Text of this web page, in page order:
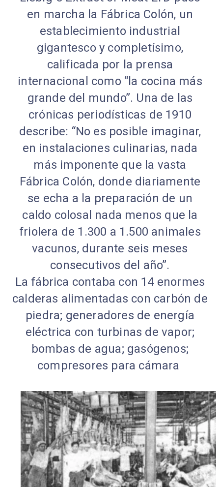
en marcha la Fábrica Colón, un
establecimiento industrial
gigantesco y completísimo,
calificada por la prensa
internacional como “la cocina más
grande del mundo”. Una de las
crónicas periodísticas de 1910
describe: “No es posible imaginar,
en instalaciones culinarias, nada
más imponente que la vasta
Fábrica Colón, donde diariamente
se echa a la preparación de un
caldo colosal nada menos que la
friolera de 1.300 a 1.500 animales
vacunos, durante seis meses
consecutivos del año”.
La fábrica contaba con 14 enormes
calderas alimentadas con carbón de
piedra; generadores de energía
eléctrica con turbinas de vapor;
bombas de agua; gasógenos;
compresores para cámara